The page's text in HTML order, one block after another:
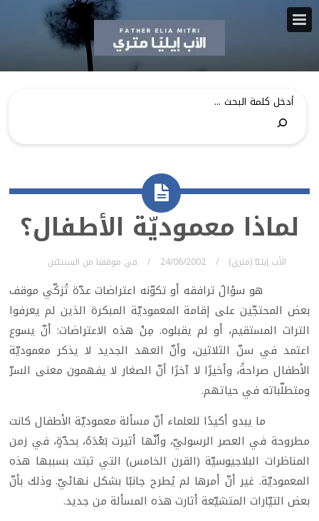
لماذا معموديّة الأطفال؟
الأب إيليّا (متري) 24/06/2002 في موقفنا من السبتيّين
هو سؤالٌ ترافقه أو تكوّنه اعتراضات عدّة تُزكّي موقف
بعض المحتجّين على إقامة المعموديّة المبكرة الذين لم يعرفوا
التراث المستقيم، أو لم يقبلوه. مِنْ هذه الاعتراضات: أنّ يسوع
اعتمد في سنّ الثلاثين، وأنّ العهد الجديد لا يذكر معموديّة
الأطفال صراحةً، وأخيرًا لا آخرًا أنّ الصغار لا يفهمون معنى السرّ
ومتطلّباته في حياتهم.
ما يبدو أكيدًا للعلماء أنّ مسألة معموديّة الأطفال كانت
مطروحة في العصر الرسوليّ، وأنّها أثيرت بَعْدَهُ، بحدّةٍ، في زمن
المناظرات البلاجيوسيّة (القرن الخامس) التي ثبتت بسببها هذه
المعموديّة. غير أنّ أمرها لم يُطرح جانبًا بشكل نهائيّ. وذلك بأنّ
بعض التيّارات المتشيّعة أثارت هذه المسألة من جديد.